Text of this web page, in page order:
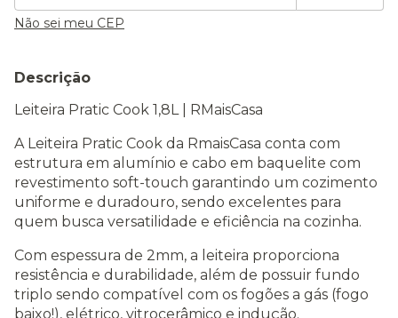
Não sei meu CEP
Descrição
Leiteira Pratic Cook 1,8L | RMaisCasa
A Leiteira Pratic Cook da RmaisCasa conta com
estrutura em alumínio e cabo em baquelite com
revestimento soft-touch garantindo um cozimento
uniforme e duradouro, sendo excelentes para
quem busca versatilidade e eficiência na cozinha.
Com espessura de 2mm, a leiteira proporciona
resistência e durabilidade, além de possuir fundo
triplo sendo compatível com os fogões a gás (fogo
baixo!), elétrico, vitrocerâmico e indução.